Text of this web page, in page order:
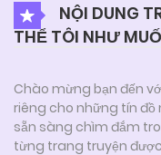
NỘI DUNG
THỂ TÔI NHƯ
Chào mừng bạn đến
riêng cho những tín đồ
sẵn sàng chìm đắm
từng trang truyện